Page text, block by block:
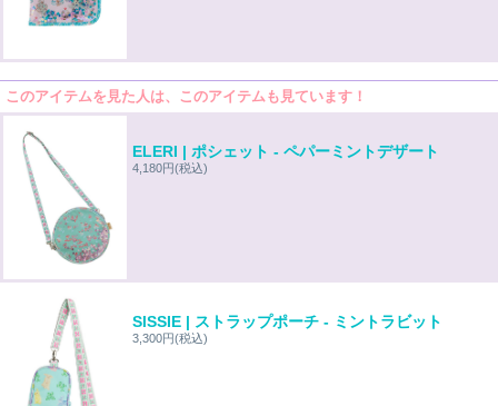
このアイテムを見た人は、このアイテムも見ています！
ELERI | ポシェット - ペパーミントデザート
4,180円(税込)
SISSIE | ストラップポーチ - ミントラビット
3,300円(税込)